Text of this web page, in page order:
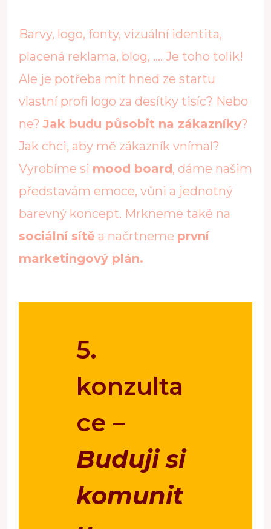
Barvy, logo, fonty, vizuální identita,
placená reklama, blog, …. Je toho tolik!
Ale je potřeba mít hned ze startu
vlastní profi logo za desítky tisíc? Nebo
ne? Jak budu působit na zákazníky?
Jak chci, aby mě zákazník vnímal?
Vyrobíme si mood board, dáme našim
představám emoce, vůni a jednotný
barevný koncept. Mrkneme také na
sociální sítě a načrtneme první
marketingový plán.
5.
konzulta
ce –
Buduji si
komunit